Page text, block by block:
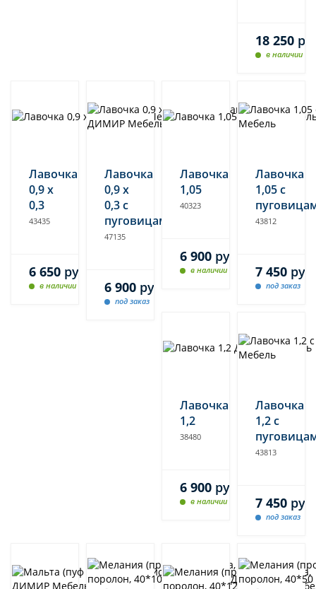
18 250
в наличии
Лавочка
0,9 х
0,3
43435
6 650 руб.
в наличии
Лавочка
0,9 х
0,3 с
пуговицами
47135
6 900 руб.
под заказ
Лавочка
1,05
40323
6 900 руб.
в наличии
Лавочка
1,05 с
43812
7 450 руб.
под заказ
Лавочка
1,2
38480
6 900 руб.
в наличии
Лавочка
1,2 с
43813
7 450 руб.
под заказ